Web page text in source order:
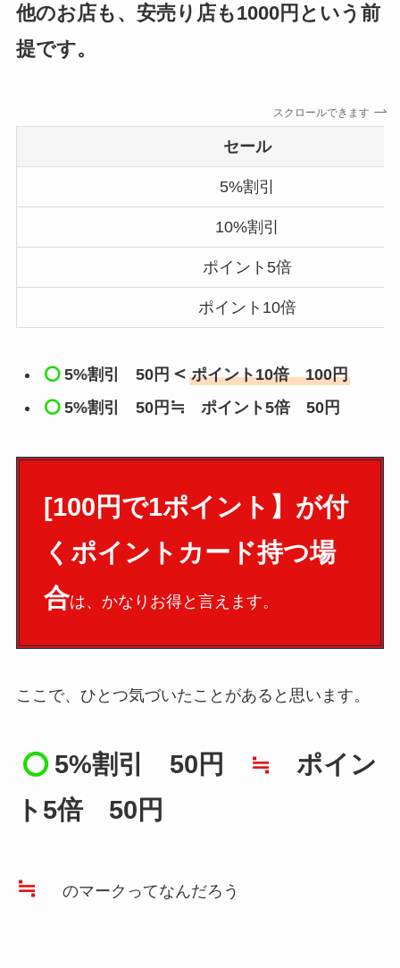
他のお店も、安売り店も1000円という前
提です。
スクロールできます
セール
5%割引
10%割引
ポイント5倍
ポイント10倍
5%割引 50円 ＜ ポイント10倍 100円
5%割引
50円 ≒ ポイント5倍 50円
[100円で1ポイント】が付
くポイントカード持つ場
合は、かなりお得と言えます。
ここで、ひとつ気づいたことがあると思います。
5%割引 50円 ≒ ポイン
ト5倍 50円
≒ のマークってなんだろう